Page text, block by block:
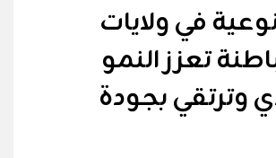
في ولايات
تعزز النمو
وترتقي بجودة